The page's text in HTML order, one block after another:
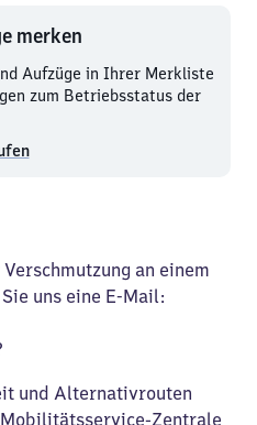
merken
Aufzüge in Ihrer Merkliste
zum Betriebsstatus der
an einem
uns eine E-Mail:
und Alternativrouten
Zentrale